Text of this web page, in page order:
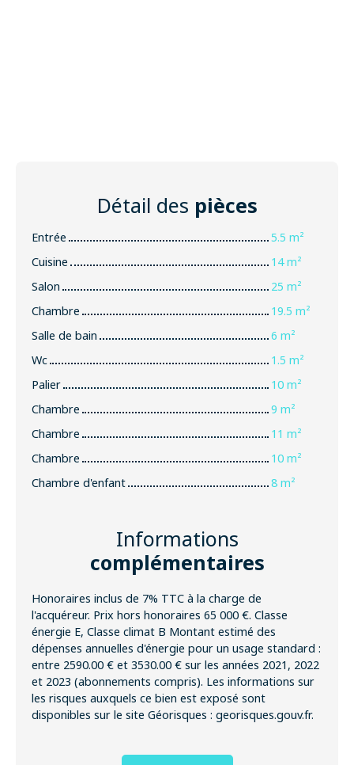
Détail des pièces
Entrée
5.5 m²
Cuisine
14 m²
Salon
25 m²
Chambre
19.5 m²
Salle de bain
6 m²
Wc
1.5 m²
Palier
10 m²
Chambre
9 m²
Chambre
11 m²
Chambre
10 m²
Chambre d'enfant
8 m²
Informations
complémentaires
Honoraires inclus de 7% TTC à la charge de
l'acquéreur. Prix hors honoraires 65 000 €. Classe
énergie E, Classe climat B Montant estimé des
dépenses annuelles d'énergie pour un usage standard :
entre 2590.00 € et 3530.00 € sur les années 2021, 2022
et 2023 (abonnements compris). Les informations sur
les risques auxquels ce bien est exposé sont
disponibles sur le site Géorisques : georisques.gouv.fr.